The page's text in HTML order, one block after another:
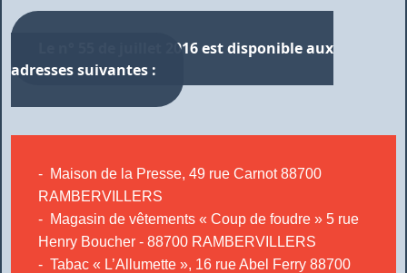
Le n° 55 de juillet 2016 est disponible aux
adresses suivantes :
- Maison de la Presse, 49 rue Carnot 88700
RAMBERVILLERS
- Magasin de vêtements « Coup de foudre » 5 rue
Henry Boucher - 88700 RAMBERVILLERS
- Tabac « L’Allumette », 16 rue Abel Ferry 88700